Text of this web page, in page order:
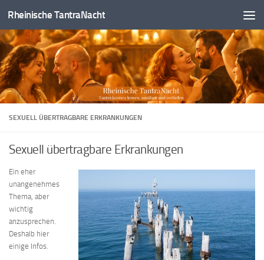
Zum Inhalt springen
Rheinische TantraNacht
SEXUELL ÜBERTRAGBARE ERKRANKUNGEN
Sexuell übertragbare Erkrankungen
Ein eher
unangenehmes
Thema, aber
wichtig
anzusprechen.
Deshalb hier
einige Infos.